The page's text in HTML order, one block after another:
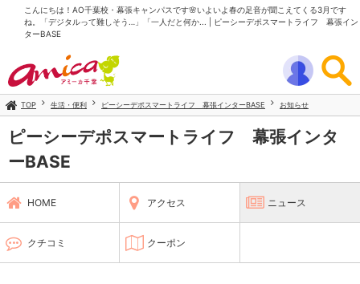
こんにちは！AO千葉校・幕張キャンパスです🌸いよいよ春の足音が聞こえてくる3月です
ね。「デジタルって難しそう…」「一人だと何か... | ピーシーデポスマートライフ 幕張イン
ターBASE
TOP 生活・便利 ピーシーデポスマートライフ 幕張インターBASE お知らせ
ピーシーデポスマートライフ 幕張インタ
ーBASE
HOME アクセス ニュース
クチコミ クーポン